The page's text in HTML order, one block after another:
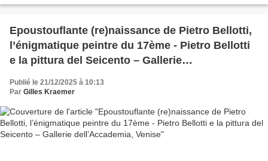
Epoustouflante (re)naissance de Pietro Bellotti,
l’énigmatique peintre du 17ème - Pietro Bellotti
e la pittura del Seicento – Gallerie
dell’Accademia, Venise
Publié le 21/12/2025 à 10:13
Par Gilles Kraemer